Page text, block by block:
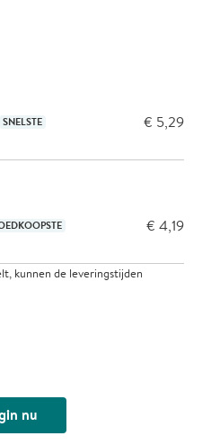
SNELSTE € 5,29
€ 4,19
kunnen de leveringstijden
nu